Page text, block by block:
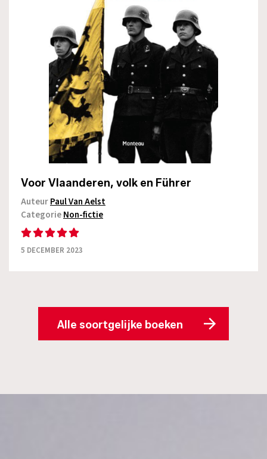
Voor Vlaanderen, volk en Führer
AuteurPaul Van Aelst
CategorieNon-fictie
5 DECEMBER 2023
Alle soortgelijke boeken